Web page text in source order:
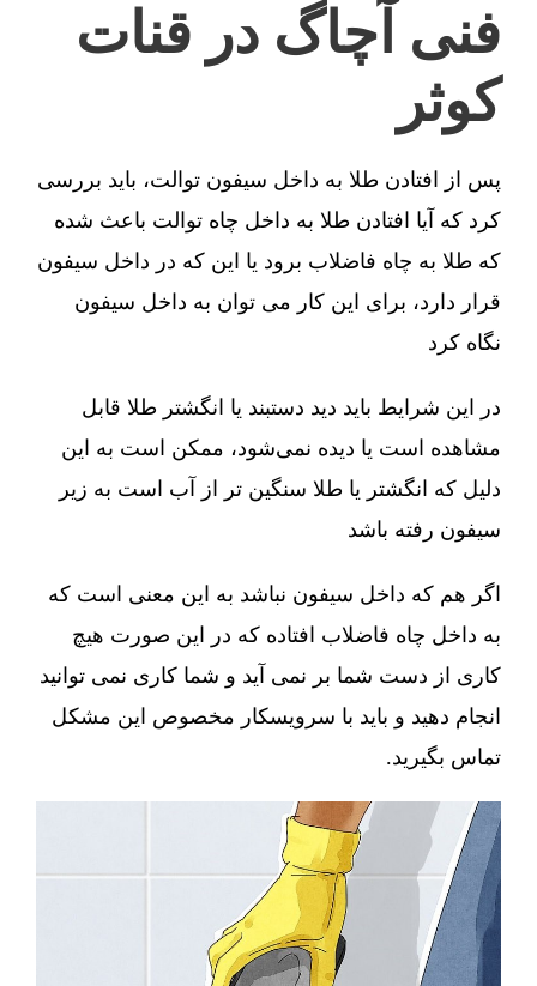
فنی آچاگ در قنات
کوثر
پس از افتادن طلا به داخل سیفون توالت، باید بررسی
کرد که آیا افتادن طلا به داخل چاه توالت باعث شده
که طلا به چاه فاضلاب برود یا این که در داخل سیفون
قرار دارد، برای این کار می توان به داخل سیفون
نگاه کرد
در این شرایط باید دید دستبند یا انگشتر طلا قابل
مشاهده است یا دیده نمی‌شود، ممکن است به این
دلیل که انگشتر یا طلا سنگین تر از آب است به زیر
سیفون رفته باشد
اگر هم که داخل سیفون نباشد به این معنی است که
به داخل چاه فاضلاب افتاده که در این صورت هیچ
کاری از دست شما بر نمی آید و شما کاری نمی توانید
انجام دهید و باید با سرویسکار مخصوص این مشکل
تماس بگیرید.